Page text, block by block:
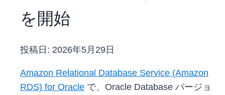
を開始
投稿日: 2026年5月29日
Amazon Relational Database Service (Amazon
RDS) for Oracle で、Oracle Database バージョ